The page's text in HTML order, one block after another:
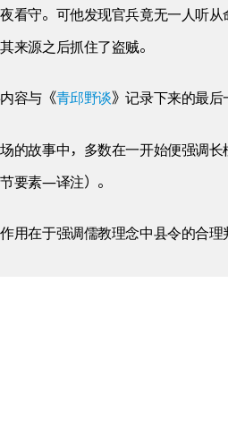
看守。可他发现官兵竟无一人听
来源之后抓住了盗贼。
容与《青邱野谈》记录下来的最
的故事中，多数在一开始便强调
节要素—译注）。
用在于强调儒教理念中县令的合